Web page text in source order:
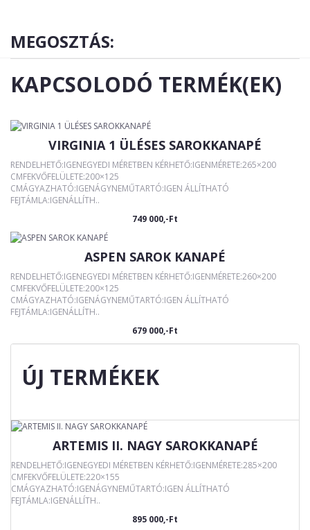
MEGOSZTÁS:
KAPCSOLODÓ TERMÉK(EK)
VIRGINIA 1 ÜLÉSES SAROKKANAPÉ
RENDELHETŐ:IGENEGYEDI MÉRETBEN KÉRHETŐ:IGENMÉRETE:265×200
CMFEKVŐFELÜLETE:200×125
CMÁGYAZHATÓ:IGENÁGYNEMŰTARTÓ:IGEN ÁLLÍTHATÓ
FEJTÁMLA:IGENÁLLÍTH..
749 000,-Ft
ASPEN SAROK KANAPÉ
RENDELHETŐ:IGENEGYEDI MÉRETBEN KÉRHETŐ:IGENMÉRETE:260×200
CMFEKVŐFELÜLETE:200×125
CMÁGYAZHATÓ:IGENÁGYNEMŰTARTÓ:IGEN ÁLLÍTHATÓ
FEJTÁMLA:IGENÁLLÍTH..
679 000,-Ft
ÚJ TERMÉKEK
ARTEMIS II. NAGY SAROKKANAPÉ
RENDELHETŐ:IGENEGYEDI MÉRETBEN KÉRHETŐ:IGENMÉRETE:285×200
CMFEKVŐFELÜLETE:220×155
CMÁGYAZHATÓ:IGENÁGYNEMŰTARTÓ:IGEN ÁLLÍTHATÓ
FEJTÁMLA:IGENÁLLÍTH..
895 000,-Ft